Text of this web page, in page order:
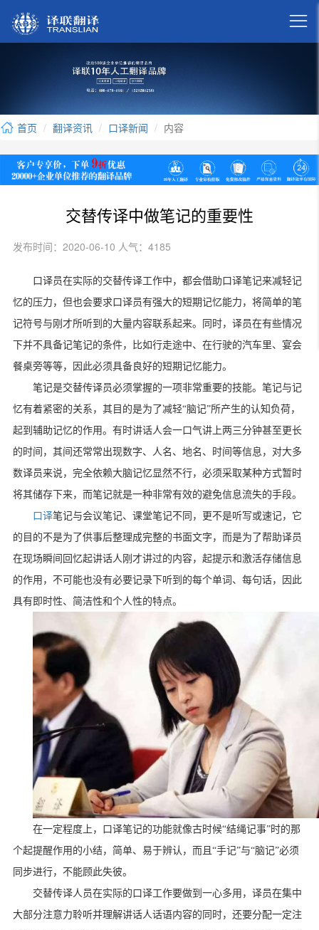

首页 翻译资讯 口译新闻 内容
交替传译中做笔记的重要性
发布时间：2020-06-10 人气：4185
口译员在实际的交替传译工作中，都会借助口译笔记来减轻记
忆的压力，但也会要求口译员有强大的短期记忆能力，将简单的笔
记符号与刚才所听到的大量内容联系起来。同时，译员在有些情况
下并不具备记笔记的条件，比如行走途中、在行驶的汽车里、宴会
餐桌旁等等，因此必须具备良好的短期记忆能力。
笔记是交替传译员必须掌握的一项非常重要的技能。笔记与记
忆有着紧密的关系，其目的是为了减轻“脑记”所产生的认知负荷，
起到辅助记忆的作用。有时讲话人会一口气讲上两三分钟甚至更长
的时间，其间还常常出现数字、人名、地名、时间等信息，对大多
数译员来说，完全依赖大脑记忆显然不行，必须采取某种方式暂时
将其储存下来，而笔记就是一种非常有效的避免信息流失的手段。
口译笔记与会议笔记、课堂笔记不同，更不是听写或速记，它
的目的不是为了供事后整理成完整的书面文字，而是为了帮助译员
在现场瞬间回忆起讲话人刚才讲过的内容，起提示和激活存储信息
的作用，不可能也没有必要记录下听到的每个单词、每句话，因此
具有即时性、简洁性和个人性的特点。
在一定程度上，口译笔记的功能就像古时候“结绳记事”时的那
个起提醒作用的小结，简单、易于辨认，而且“手记”与“脑记”必须
同步进行，不能顾此失彼。
交替传译人员在实际的口译工作要做到一心多用，译员在集中
大部分注意力聆听并理解讲话人话语内容的同时，还要分配一定注